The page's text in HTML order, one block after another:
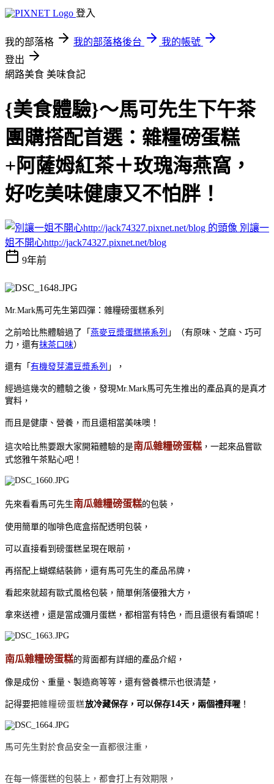
登入
我的部落格 我的部落格後台
我的帳號
登出
網路美食 美味食記
{美食體驗}～馬可先生下午茶
團購搭配首選：雜糧磅蛋糕
+阿薩姆紅茶＋玫瑰海燕窩，
好吃美味健康又不怕胖！
別讓一
姐不開心http://jack74327.pixnet.net/blog
9年前
Mr.Mark馬可先生第四彈：雜糧磅蛋糕系列
之前哈比熊體驗過了「 燕麥豆漿蛋糕捲系列 」（有原味、芝麻、巧可
力，還有抹茶口味）
還有「 有機發芽濃豆漿系列 」，
經過這幾次的體驗之後，發現Mr.Mark馬可先生推出的產品真的是真才
實料，
而且是健康、營養，而且還相當美味噢！
這次哈比熊要跟大家開箱體驗的是南瓜雜糧磅蛋糕 ，一起來品嘗歐
式悠雅午茶點心吧！
先來看看馬可先生南瓜雜糧磅蛋糕的包裝，
使用簡單的咖啡色底盒搭配透明包裝，
可以直接看到磅蛋糕呈現在眼前，
再搭配上蝴蝶結裝飾，還有馬可先生的產品吊牌，
看起來就超有歐式風格包裝， 簡單俐落優雅大方 ，
拿來送禮，還是當成彌月蛋糕，都相當有特色，而且還很有看頭呢！
南瓜雜糧磅蛋糕的背面都有詳細的產品介紹，
像是成份、重量、製造商等等，還有營養標示也很清楚，
記得要把雜糧磅蛋糕放冷藏保存，可以保存14天，兩個禮拜喔 ！
馬可先生對於食品安全一直都很注重，
在每一條蛋糕的包裝上，都會打上有效期限，